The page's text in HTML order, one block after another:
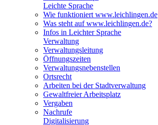
Leichte Sprache
Wie funktioniert www.leichlingen.de
Was steht auf www.leichlingen.de?
Infos in Leichter Sprache
Verwaltung
Verwaltungsleitung
Öffnungszeiten
Verwaltungsnebenstellen
Ortsrecht
Arbeiten bei der Stadtverwaltung
Gewaltfreier Arbeitsplatz
Vergaben
Nachrufe
Digitalisierung